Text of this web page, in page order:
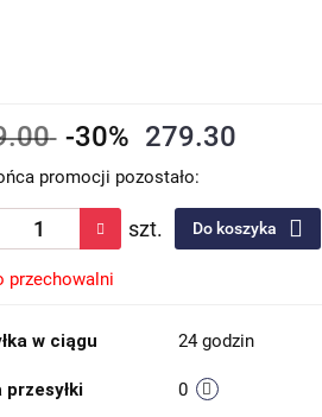
-30% 279.30
promocji pozostało:
szt. Do koszyka
przechowalni
w ciągu 24 godzin
przesyłki 0